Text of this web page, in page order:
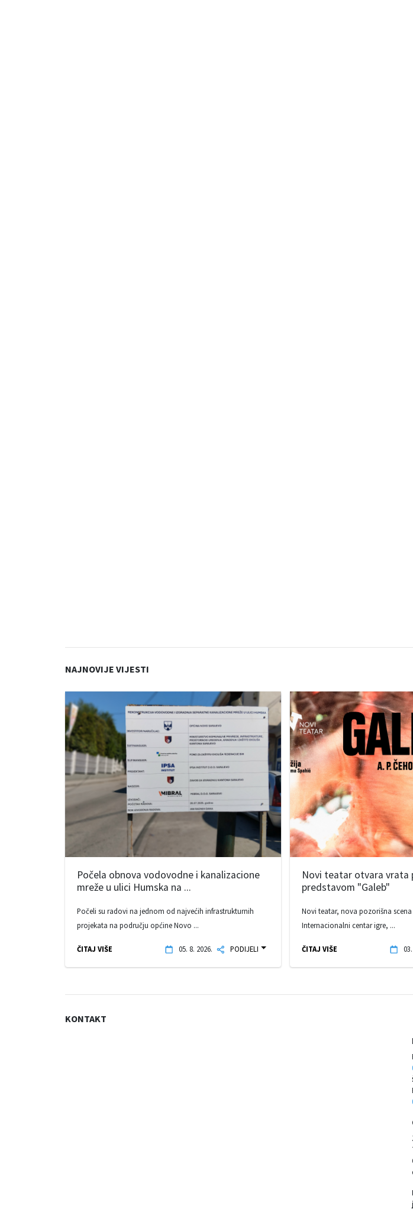
NAJNOVIJE VIJESTI
Počela obnova vodovodne i kanalizacione
mreže u ulici Humska na ...
Počeli su radovi na jednom od najvećih infrastrukturnih
projekata na području općine Novo ...
ČITAJ VIŠE 05. 8. 2026. PODIJELI
Novi teatar otvara vrata
predstavom "Galeb"
Novi teatar, nova pozorišna
Internacionalni centar igre, ...
ČITAJ VIŠE
KONTAKT